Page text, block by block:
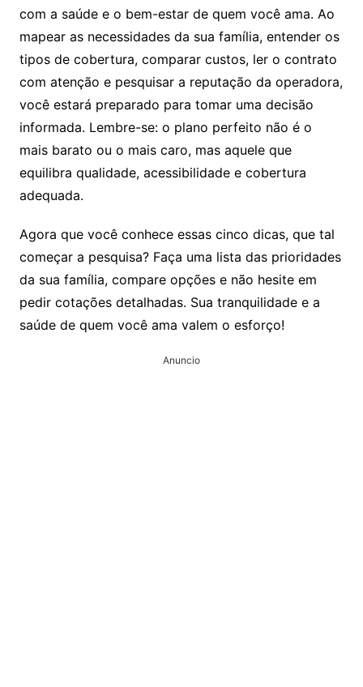
com a saúde e o bem-estar de quem você ama. Ao
mapear as necessidades da sua família, entender os
tipos de cobertura, comparar custos, ler o contrato
com atenção e pesquisar a reputação da operadora,
você estará preparado para tomar uma decisão
informada. Lembre-se: o plano perfeito não é o
mais barato ou o mais caro, mas aquele que
equilibra qualidade, acessibilidade e cobertura
adequada.
Agora que você conhece essas cinco dicas, que tal
começar a pesquisa? Faça uma lista das prioridades
da sua família, compare opções e não hesite em
pedir cotações detalhadas. Sua tranquilidade e a
saúde de quem você ama valem o esforço!
Anuncio